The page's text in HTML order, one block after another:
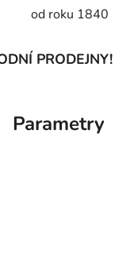
od roku 1840
PRODEJNY!
Parametry